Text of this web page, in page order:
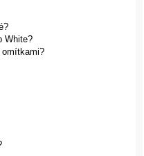
White?
omítkami?